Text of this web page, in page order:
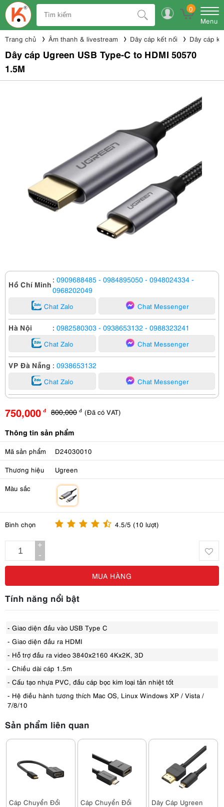
0
Menu
Trang chủ Âm thanh & livestream Dây cáp kết nối Dây cáp
Dây cáp Ugreen USB Type-C to HDMI 50570
1.5M
Hồ Chí Minh : 0909688485 - 0984895050 - 0948024334 -
0968202049
Chat Zalo Chat Messenger
Hà Nội : 0982580303 - 0938653132 - 0988323241
Chat Zalo Chat Messenger
VP Đà Nẵng : 0938653132
Chat Zalo Chat Messenger
750,000 đ 800,000 đ (Đã có VAT)
Thông tin sản phẩm
Mã sản phẩm D24030010
Thương hiệu Ugreen
Màu sắc
Bình chọn 4.5/5 (10 lượt)
+
-
MUA HÀNG
Tính năng nổi bật
- Giao diện đầu vào USB Type C
- Giao diện đầu ra HDMI
- Hỗ trợ đầu ra video 3840x2160 4Kx2K, 3D
- Chiều dài cáp 1.5m
- Cấu tạo nhựa PVC, đầu cáp bọc kim loại tản nhiệt tốt
- Hệ điều hành tương thích Mac OS, Linux Windows XP / Vista /
7/8/10
Sản phẩm liên quan
Cáp Chuyển Đổi
Cáp Chuyển Đổi
Dây Cáp Ugreen